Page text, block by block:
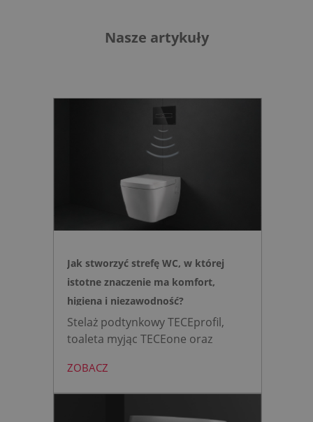
Nasze artykuły
Jak stworzyć strefę WC, w której
istotne znaczenie ma komfort,
higiena i niezawodność?
Stelaż podtynkowy TECEprofil,
toaleta myjąc TECEone oraz
mini to zestaw, który warto
wybrać, gdy zależy nam na
ZOBACZ